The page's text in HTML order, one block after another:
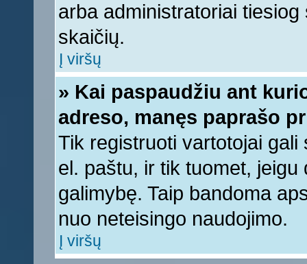
arba administratoriai
skaičių.
Į viršų
» Kai paspaudžiu ant
adreso, manęs paprašo
Tik registruoti vartotojai
el. paštu, ir tik tuomet,
galimybę. Taip bandoma
nuo neteisingo naudojimo.
Į viršų